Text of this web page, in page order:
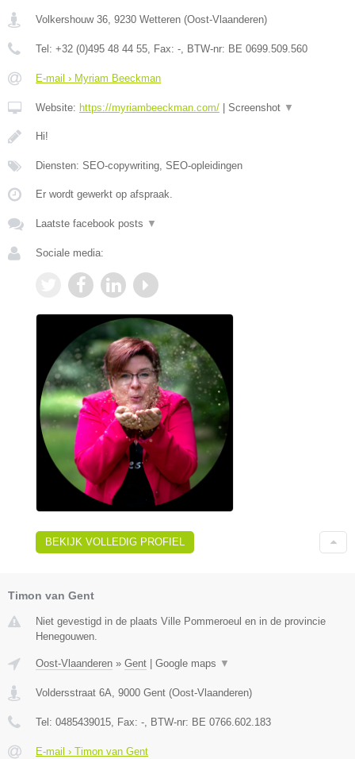
Volkershouw 36, 9230 Wetteren (Oost-Vlaanderen)
Tel: +32 (0)495 48 44 55, Fax: -, BTW-nr: BE 0699.509.560
E-mail › Myriam Beeckman
Website: https://myriambeeckman.com/ Screenshot ▼
Hi!
Diensten: SEO-copywriting, SEO-opleidingen
Er wordt gewerkt op afspraak.
Laatste facebook posts ▼
Sociale media:
BEKIJK VOLLEDIG PROFIEL
Timon van Gent
Niet gevestigd in de plaats Ville Pommeroeul en in de provincie
Henegouwen.
Oost-Vlaanderen » Gent Google maps ▼
Voldersstraat 6A, 9000 Gent (Oost-Vlaanderen)
Tel: 0485439015, Fax: -, BTW-nr: BE 0766.602.183
E-mail › Timon van Gent